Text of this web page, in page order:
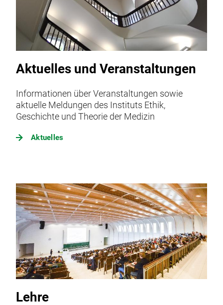
Aktuelles und Veranstaltungen
Informationen über Veranstaltungen sowie
aktuelle Meldungen des Instituts Ethik,
Geschichte und Theorie der Medizin
Aktuelles
Lehre